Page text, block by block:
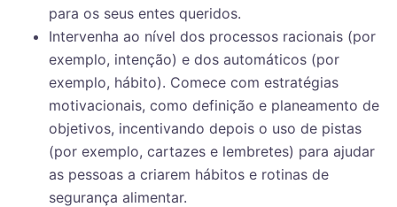
para os seus entes queridos.
Intervenha ao nível dos processos racionais (por
exemplo, intenção) e dos automáticos (por
exemplo, hábito). Comece com estratégias
motivacionais, como definição e planeamento de
objetivos, incentivando depois o uso de pistas
(por exemplo, cartazes e lembretes) para ajudar
as pessoas a criarem hábitos e rotinas de
segurança alimentar.